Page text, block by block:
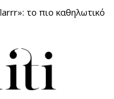
το πιο καθηλωτικό